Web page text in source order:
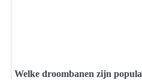
Welke droombanen zijn